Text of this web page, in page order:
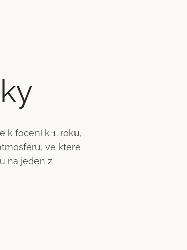
k focení k 1. roku,
ve které
na jeden z